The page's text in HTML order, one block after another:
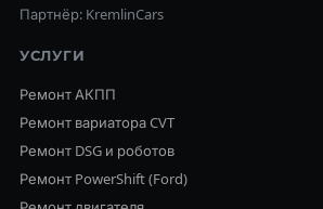
Партнёр: KremlinCars
УСЛУГИ
Ремонт АКПП
Ремонт вариатора CVT
Ремонт DSG и роботов
Ремонт PowerShift (Ford)